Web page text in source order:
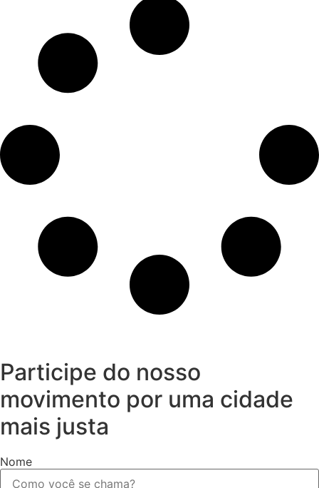
Participe do nosso
movimento por uma cidade
mais justa
Nome